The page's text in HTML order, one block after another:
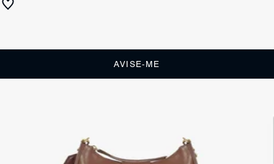
AVISE-ME
com logo Schutz (com regulagem). Com fechamento de zíper e bolso
interno no forro, essa bolsa marrom vai ser aquela escolha certeira